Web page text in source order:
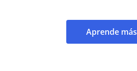
Aprende más